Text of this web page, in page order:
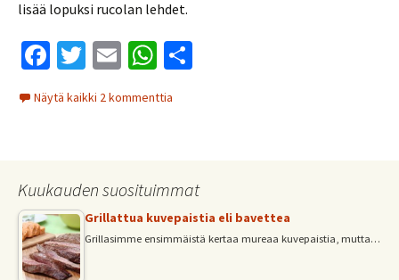
lisää lopuksi rucolan lehdet.
Fa
ce
b
k
T
wi
tt
E
ai
W
h
at
p
Näytä kaikki 2 kommenttia
Kuukauden suosituimmat
Grillattua kuvepaistia eli bavettea
Grillasimme ensimmäistä kertaa mureaa kuvepaistia, mutta…